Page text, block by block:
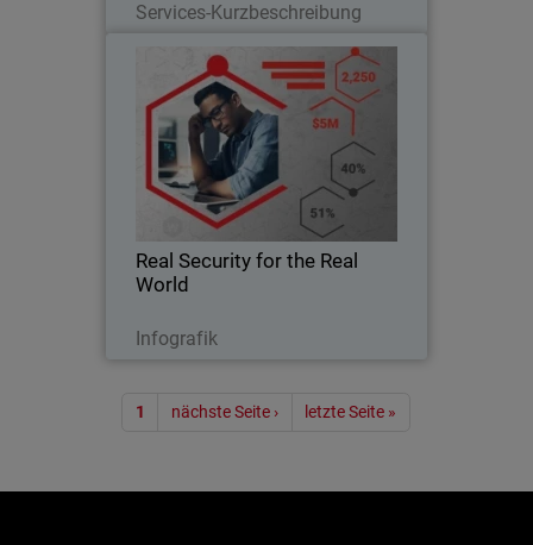
Services-Kurzbeschreibung
Real Security for the Real
World
Infografik
Real Security for the Real World
Effektive, skalierbare, zuverlässige und
wirtschaftliche Sicherheit kann
unerreichbar erscheinen. WatchGuard
bietet echte Lösungen. Diese Lösungen
betreffen Ihre größten
Seitennummerierung
1 nächste Seite › letzte Seite »